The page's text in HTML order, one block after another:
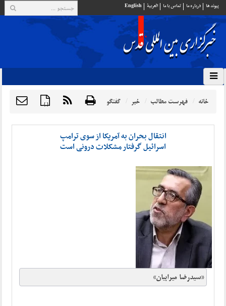
پيوند ها درباره ما تماس با ما العربية English
{ } خانه فهرست مطالب خبر گفتگو
انتقال بحران به آمریکا از سوی ترامپ
اسرائیل گرفتار مشکلات درونی است
«سیدرضا میرابیان»